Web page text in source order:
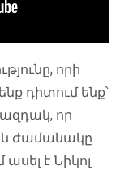
որի
դիտում ենք՝
որ
ժամանակը
ասել է Նիկոլ